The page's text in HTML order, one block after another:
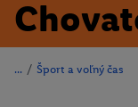
/ Šport a voľný čas